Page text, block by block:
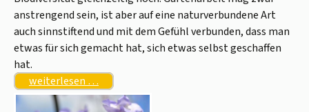
anstrengend sein, ist aber auf eine naturverbundene Art
auch sinnstiftend und mit dem Gefühl verbunden, dass man
etwas für sich gemacht hat, sich etwas selbst geschaffen
hat.
weiterlesen …